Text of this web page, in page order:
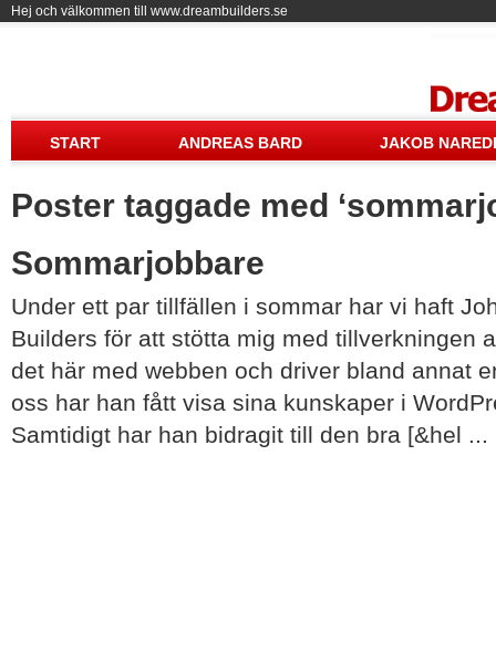
Hej och välkommen till www.dreambuilders.se
START ANDREAS BARD JAKOB NAREDI
Poster taggade med
Sommarjobbare
Under ett par tillfällen i sommar har vi haft
Builders för att stötta mig med tillverkningen
det här med webben och driver bland annat
oss har han fått visa sina kunskaper i
Samtidigt har han bidragit till den bra [&hel ...